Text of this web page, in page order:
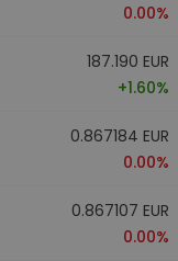
0.00%
187.190 EUR
+1.60%
0.867184 EUR
0.00%
0.867107 EUR
0.00%